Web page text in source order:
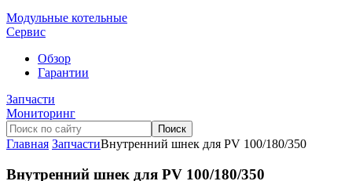
Модульные котельные
Сервис
Обзор
Гарантии
Запчасти
Мониторинг
Главная ЗапчастиВнутренний шнек для PV 100/180/350
Внутренний шнек для PV 100/180/350